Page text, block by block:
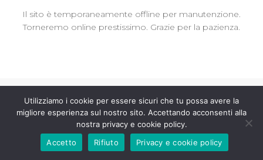
Il sito è temporaneamente offline per manutenzione.
Torneremo online prestissimo. Grazie per la pazienza.
Utilizziamo i cookie per essere sicuri che tu possa avere la
migliore esperienza sul nostro sito. Accettando acconsenti alla
nostra privacy e cookie policy.
Accetto
Rifiuto Privacy e cookie policy